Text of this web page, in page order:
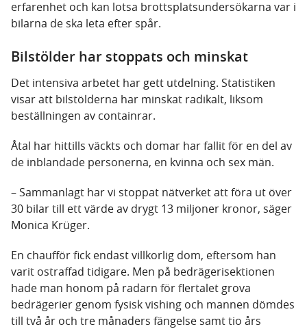
erfarenhet och kan lotsa brottsplatsundersökarna var i
bilarna de ska leta efter spår.
Bilstölder har stoppats och minskat
Det intensiva arbetet har gett utdelning. Statistiken
visar att bilstölderna har minskat radikalt, liksom
beställningen av containrar.
Åtal har hittills väckts och domar har fallit för en del av
de inblandade personerna, en kvinna och sex män.
– Sammanlagt har vi stoppat nätverket att föra ut över
30 bilar till ett värde av drygt 13 miljoner kronor, säger
Monica Krüger.
En chaufför fick endast villkorlig dom, eftersom han
varit ostraffad tidigare. Men på bedrägerisektionen
hade man honom på radarn för flertalet grova
bedrägerier genom fysisk vishing och mannen dömdes
till två år och tre månaders fängelse samt tio års